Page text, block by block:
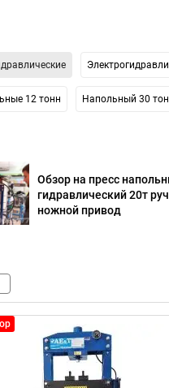
12 тонн Напольный 30
Обзор на пресс
гидравлический 20т
ножной привод